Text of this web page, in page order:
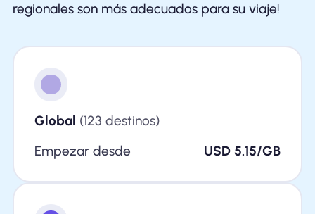
regionales son más adecuados para su viaje!
Global (123 destinos)
Empezar desde
USD 5.15/GB